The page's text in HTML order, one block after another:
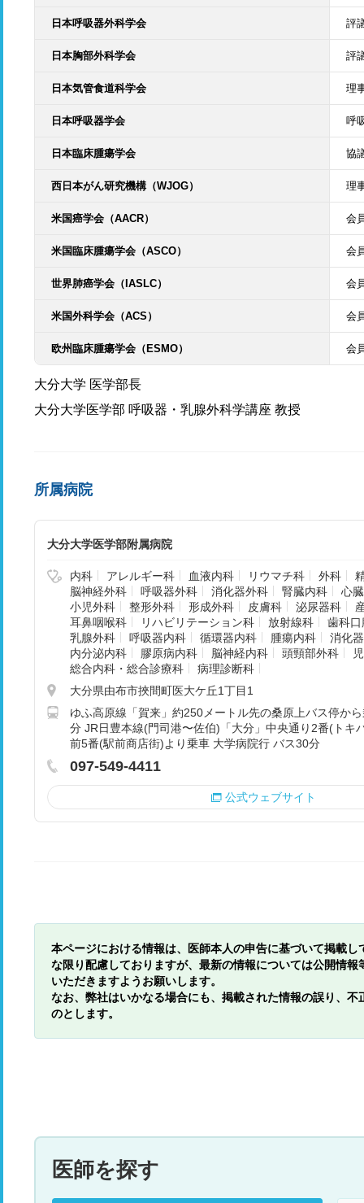
日本呼吸器外科学会 評
日本胸部外科学会 評
日本気管食道科学会 理
日本呼吸器学会 呼
日本臨床腫瘍学会 協
西日本がん研究機構（WJOG） 理
米国癌学会（AACR） 会
米国臨床腫瘍学会（ASCO） 会
世界肺癌学会（IASLC） 会
米国外科学会（ACS） 会
欧州臨床腫瘍学会（ESMO） 会
大分大学 医学部長
大分大学医学部 呼吸器・乳腺外科学講座 教授
所属病院
大分大学医学部附属病院
内科 アレルギー科 血液内科 リウマチ科 外科
脳神経外科
呼吸器外科 消化器外科 腎臓内科
心
小児外科
整形外科 形成外科 皮膚科 泌尿器科
耳鼻咽喉科
リハビリテーション科 放射線科
歯科
乳腺外科
呼吸器内科 循環器内科 腫瘍内科
消化
内分泌内科
膠原病内科 脳神経内科 頭頸部外科
総合内科・総合診療科
病理診断科
大分県由布市挾間町医大ケ丘1丁目1
ゆふ高原線「賀来」約250メートル先の桑原上バス停か
分 JR日豊本線(門司港〜佐伯)「大分」中央通り2番(トキ
前5番(駅前商店街)より乗車 大学病院行 バス30分
097-549-4411
公式ウェブサイト
本ページにおける情報は、医師本人の申告に基づいて掲載
な限り配慮しておりますが、最新の情報については公開情
いただきますようお願いします。
なお、弊社はいかなる場合にも、掲載された情報の誤り、
のとします。
医師を探す